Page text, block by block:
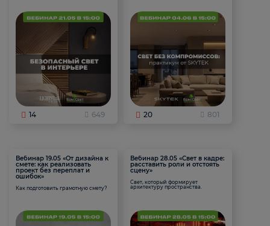
14 649 20 801
Вебинар 19.05 «От дизайна к
смете: как реализовать
проект без переплат и
ошибок»
Как подготовить грамотную смету?
Вебинар 28.05 «Свет в кадре:
расставить роли и отстоять
сцену»
Свет, который формирует
архитектуру пространства.